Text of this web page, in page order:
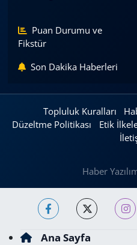
Puan Durumu ve
Fikstür
Son Dakika Haberleri
Topluluk Kuralları
Düzeltme Politikası
Etik
Haber
Ana Sayfa